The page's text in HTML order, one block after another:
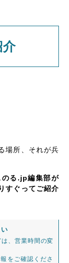
介
場所、それが兵
のる.jp編集部が
すぐってご紹介
、営業時間の変
をご確認くださ